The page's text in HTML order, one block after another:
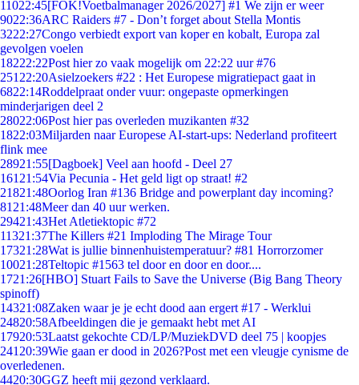
11022:45[FOK!Voetbalmanager 2026/2027] #1 We zijn er weer
9022:36ARC Raiders #7 - Don’t forget about Stella Montis
3222:27Congo verbiedt export van koper en kobalt, Europa zal
gevolgen voelen
18222:22Post hier zo vaak mogelijk om 22:22 uur #76
251 22:20Asielzoekers #22 : Het Europese migratiepact gaat in
6822:14Roddelpraat onder vuur: ongepaste opmerkingen
minderjarigen deel 2
28022:06Post hier pas overleden muzikanten #32
1822:03Miljarden naar Europese AI-start-ups: Nederland profiteert
flink mee
28921:55[Dagboek] Veel aan hoofd - Deel 27
161 21:54Via Pecunia - Het geld ligt op straat! #2
21821:48Oorlog Iran #136 Bridge and powerplant day incoming?
81 21:48Meer dan 40 uur werken.
29421:43Het Atletiektopic #72
11321:37The Killers #21 Imploding The Mirage Tour
17321:28Wat is jullie binnenhuistemperatuur? #81 Horrorzomer
10021:28Teltopic #1563 tel door en door en door....
1721:26[HBO] Stuart Fails to Save the Universe (Big Bang Theory
spinoff)
14321:08Zaken waar je je echt dood aan ergert #17 - Werklui
24820:58Afbeeldingen die je gemaakt hebt met AI
17920:53Laatst gekochte CD/LP/MuziekDVD deel 75 | koopjes
241 20:39Wie gaan er dood in 2026?Post met een vleugje cynisme de
overledenen.
4420:30GGZ heeft mij gezond verklaard.